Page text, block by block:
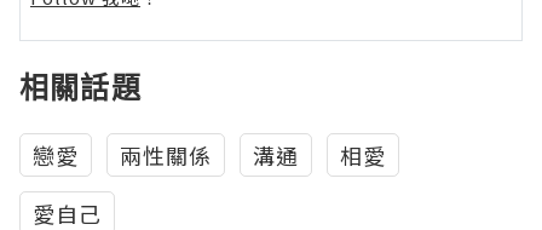
相關話題
戀愛 兩性關係 溝通
相愛
愛自己